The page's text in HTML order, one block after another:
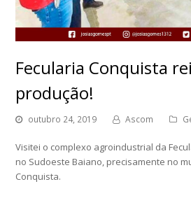
Fecularia Conquista
produção!
outubro 24, 2019 Ascom
Visitei o complexo agroindustrial da
no Sudoeste Baiano, precisamente no
Conquista.